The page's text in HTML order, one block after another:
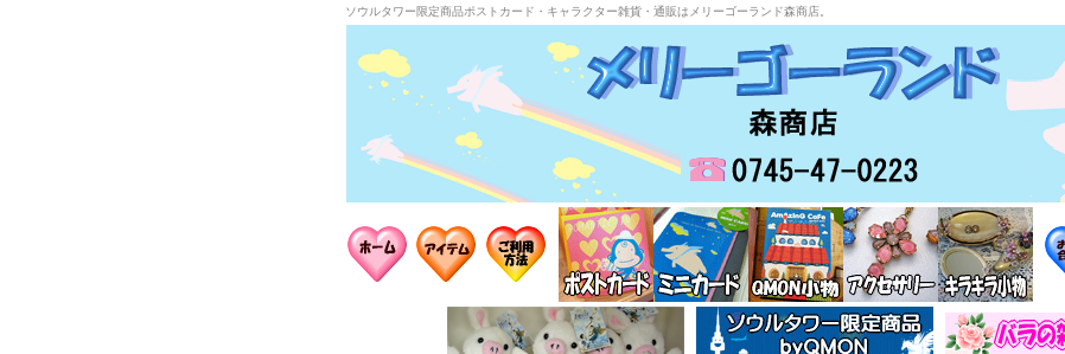
ソウルタワー限定商品ポストカード・キャラクター雑貨・通販はメリーゴーランド森商店。